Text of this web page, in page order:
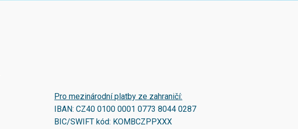
Pro mezinárodní platby ze zahraničí:
IBAN:CZ40 0100 0001 0773 8044 0287
BIC/SWIFT kód: KOMBCZPPXXX